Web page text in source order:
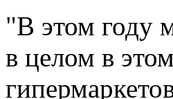
"В этом году
в целом в